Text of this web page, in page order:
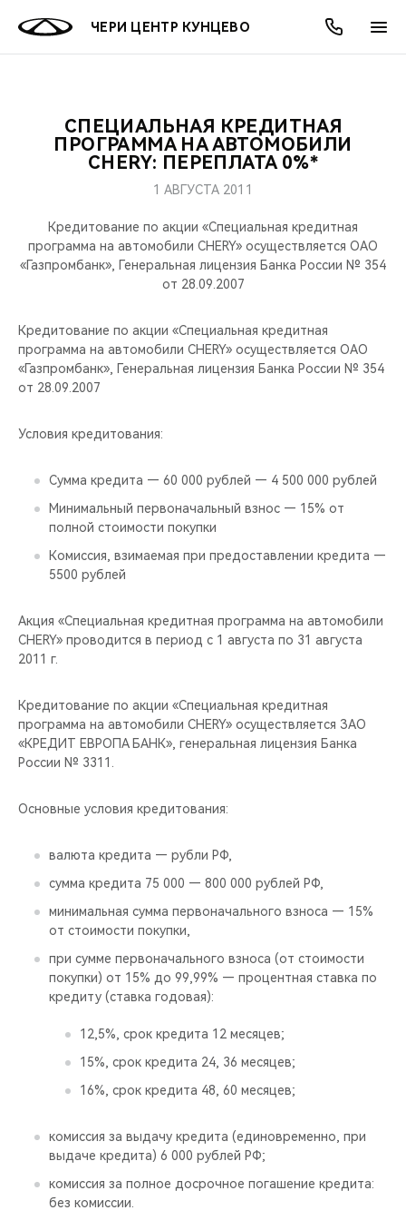
ЧЕРИ ЦЕНТР КУНЦЕВО
МОДЕЛИ
КРОССОВЕРЫ
НОВИНКИ
ПОКУПАТЕЛЯМ
КРЕДИТ И СТРАХОВАНИЕ
ВЛАДЕЛЬЦАМ
ЗАПЧАСТИ И АКСЕССУАРЫ
ПОДДЕРЖКА
МИР CHERY
О БРЕНДЕ
CHERY В СОЦСЕТЯХ
БЛАГОТВОРИТЕЛЬНОСТЬ
НАШИ МЕРОПРИЯТИЯ
ВИДЕООБЗОРЫ
АКЦИИ
ОНЛАЙН СЕРВИСЫ
КРЕДИТ
О КОМПАНИИ
МЫ В СОЦСЕТЯХ
СПЕЦИАЛЬНАЯ КРЕДИТНАЯ
ПРОГРАММА НА АВТОМОБИЛИ
CHERY: ПЕРЕПЛАТА 0%*
1 АВГУСТА 2011
Кредитование по акции «Специальная кредитная
программа на автомобили CHERY» осуществляется ОАО
«Газпромбанк», Генеральная лицензия Банка России № 354
от 28.09.2007
Кредитование по акции «Специальная кредитная
программа на автомобили CHERY» осуществляется ОАО
«Газпромбанк», Генеральная лицензия Банка России № 354
от 28.09.2007
Условия кредитования:
Сумма кредита — 60 000 рублей — 4 500 000 рублей
Минимальный первоначальный взнос — 15% от
полной стоимости покупки
Комиссия, взимаемая при предоставлении кредита —
5500 рублей
Акция «Специальная кредитная программа на автомобили
CHERY» проводится в период с 1 августа по 31 августа
2011 г.
Кредитование по акции «Специальная кредитная
программа на автомобили CHERY» осуществляется ЗАО
«КРЕДИТ ЕВРОПА БАНК», генеральная лицензия Банка
России № 3311.
Основные условия кредитования:
валюта кредита — рубли РФ,
сумма кредита 75 000 — 800 000 рублей РФ,
минимальная сумма первоначального взноса — 15%
от стоимости покупки,
при сумме первоначального взноса (от стоимости
покупки) от 15% до 99,99% — процентная ставка по
кредиту (ставка годовая):
12,5%, срок кредита 12 месяцев;
15%, срок кредита 24, 36 месяцев;
16%, срок кредита 48, 60 месяцев;
комиссия за выдачу кредита (единовременно, при
выдаче кредита) 6 000 рублей РФ;
комиссия за полное досрочное погашение кредита:
без комиссии.